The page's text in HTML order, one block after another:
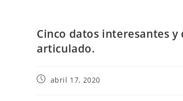
Cinco datos interesantes
articulado.
abril 17, 2020